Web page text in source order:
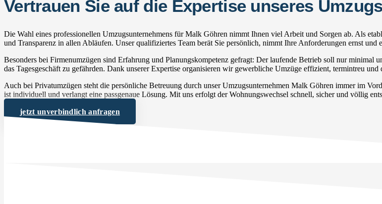
Vertrauen Sie auf die Expertise unseres
Die Wahl eines professionellen Umzugsunternehmens für Malk Göhren nimmt Ihnen viel Arbeit und Sorgen ab. Als
und Transparenz in allen Abläufen. Unser qualifiziertes Team berät Sie persönlich, nimmt Ihre Anforderungen ernst
Besonders bei Firmenumzügen sind Erfahrung und Planungskompetenz gefragt: Der laufende Betrieb soll nur minimal
das Tagesgeschäft zu gefährden. Dank unserer Expertise organisieren wir gewerbliche Umzüge effizient, termintreu
Auch bei Privatumzügen steht die persönliche Betreuung durch unser Umzugsunternehmen Malk Göhren immer im
ist individuell und verlangt eine passgenaue Lösung. Mit uns erfolgt der Wohnungswechsel schnell, sicher und völlig
jetzt unverbindlich anfragen